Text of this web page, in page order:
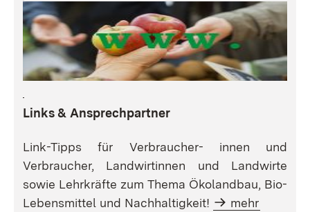
Links & Ansprechpartner
Link-Tipps für Verbraucher- innen und
Verbraucher, Landwirtinnen und Landwirte
sowie Lehrkräfte zum Thema Ökolandbau, Bio-
Lebensmittel und Nachhaltigkeit!
mehr